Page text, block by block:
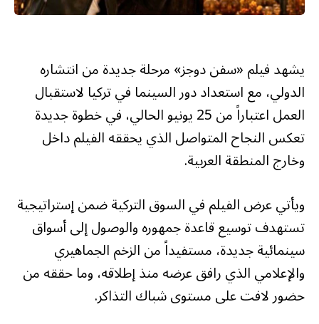
يشهد فيلم «سفن دوجز» مرحلة جديدة من انتشاره
الدولي، مع استعداد دور السينما في تركيا لاستقبال
العمل اعتباراً من 25 يونيو الحالي، في خطوة جديدة
تعكس النجاح المتواصل الذي يحققه الفيلم داخل
وخارج المنطقة العربية.
ويأتي عرض الفيلم في السوق التركية ضمن إستراتيجية
تستهدف توسيع قاعدة جمهوره والوصول إلى أسواق
سينمائية جديدة، مستفيداً من الزخم الجماهيري
والإعلامي الذي رافق عرضه منذ إطلاقه، وما حققه من
حضور لافت على مستوى شباك التذاكر.